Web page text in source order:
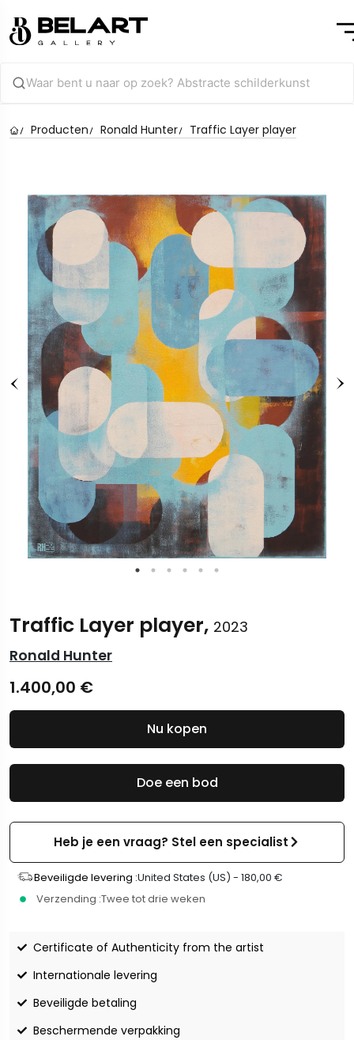
Producten Ronald Hunter Traffic Layer player
Traffic Layer player, 2023
Ronald Hunter
1.400,00 €
Doe een bod
Heb je een vraag? Stel een specialist
Beveiligde levering :United States (US) - 180,00 €
Verzending :Twee tot drie weken
Certificate of Authenticity from the artist
Internationale levering
Beveiligde betaling
Beschermende verpakking
Nu kopen